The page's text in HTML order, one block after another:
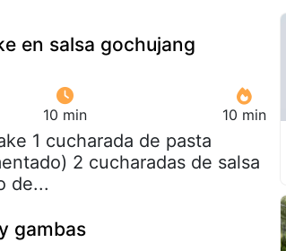
en salsa gochujang
10 min 10 min
1 cucharada de pasta
2 cucharadas de salsa
de...
gambas